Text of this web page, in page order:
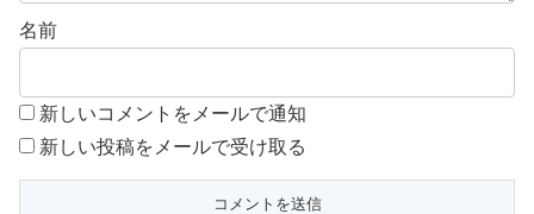
名前
新しいコメントをメールで通知
新しい投稿をメールで受け取る